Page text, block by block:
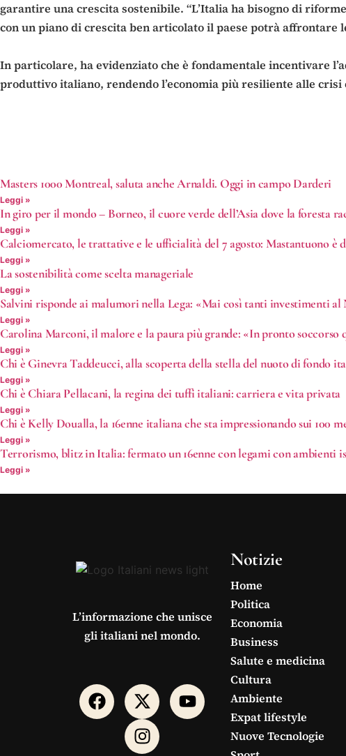
garantire una crescita sostenibile. “L’Italia ha bisogno di
con un piano di crescita ben articolato il paese potrà affrontare
In particolare, ha evidenziato che è fondamentale incentivare
produttivo italiano, rendendo l’economia più resiliente alle crisi
Masters 1000 Montreal, saluta anche Arnaldi. Oggi in campo Darderi
Leggi »
In giro per il mondo – Borneo, il cuore verde dell’Asia dove la foresta
Leggi »
Calciomercato, le trattative e le ufficialità del 7 agosto: Mastantuono è
Leggi »
La sostenibilità come scelta manageriale
Leggi »
Salvini risponde ai malumori nella Lega: «Mai così tanti investimenti al
Leggi »
Carolina Marconi, il malore e la paura più grande: «In pronto soccorso
Leggi »
Chi è Ginevra Taddeucci, alla scoperta della stella del nuoto di fondo
Leggi »
Chi è Chiara Pellacani, la regina dei tuffi italiani: carriera e vita privata
Leggi »
Chi è Kelly Doualla, la 16enne italiana che sta impressionando sui 100
Leggi »
Terrorismo, blitz in Italia: fermato un 16enne con legami con ambienti
Leggi »
L’informazione che unisce
gli italiani nel mondo.
Notizie
Home
Politica
Economia
Business
Salute e medicina
Cultura
Ambiente
Expat lifestyle
Nuove Tecnologie